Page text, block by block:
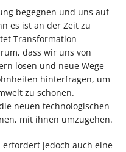
begegnen und uns auf
es ist an der Zeit zu
Transformation
dass wir uns von
lösen und neue Wege
hinterfragen, um
zu schonen.
neuen technologischen
mit ihnen umzugehen.
jedoch auch eine